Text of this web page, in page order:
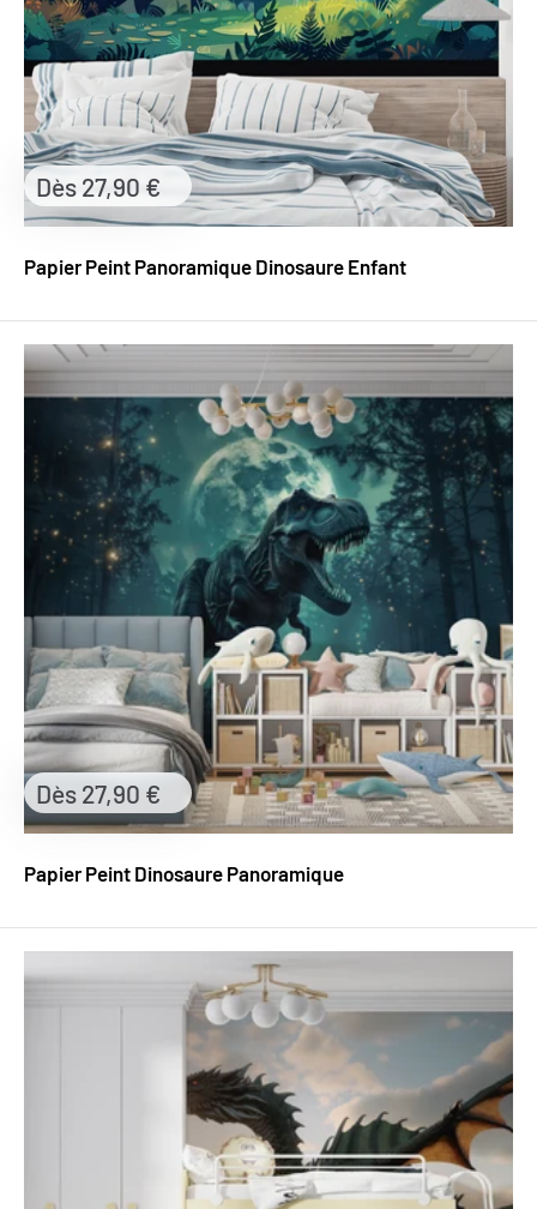
Papier Peint Panoramique Dinosaure Enfant
Prix
réduit
Dès 27,90 €
Papier Peint Dinosaure Panoramique
Prix
réduit
Dès 27,90 €